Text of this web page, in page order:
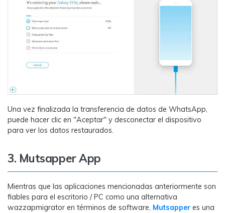
Una vez finalizada la transferencia de datos de WhatsApp,
puede hacer clic en "Aceptar" y desconectar el dispositivo
para ver los datos restaurados.
3. Mutsapper App
Mientras que las aplicaciones mencionadas anteriormente son
fiables para el escritorio / PC como una alternativa
wazzapmigrator en términos de software, Mutsapper es una